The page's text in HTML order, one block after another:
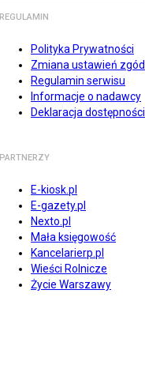
REGULAMIN
Polityka Prywatności
Zmiana ustawień zgód
Regulamin serwisu
Informacje o nadawcy
Deklaracja dostępności
PARTNERZY
E-kiosk.pl
E-gazety.pl
Nexto.pl
Mała księgowość
Kancelarierp.pl
Wieści Rolnicze
Życie Warszawy